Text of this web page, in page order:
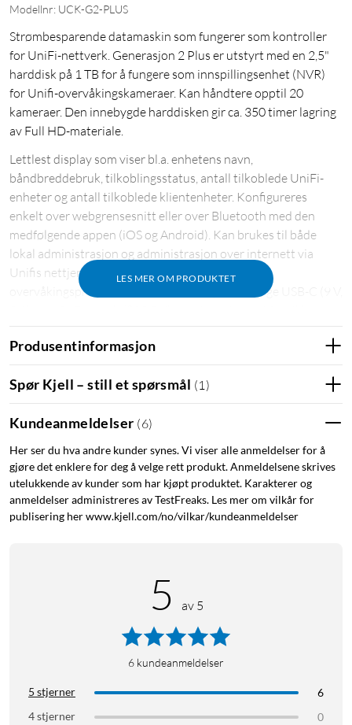
Modellnr: UCK-G2-PLUS
Strømbesparende datamaskin som fungerer som kontroller
for UniFi-nettverk. Generasjon 2 Plus er utstyrt med en 2,5"
harddisk på 1 TB for å fungere som innspillingsenhet (NVR)
for Unifi-overvåkingskameraer. Kan håndtere opptil 20
kameraer. Den innebygde harddisken gir ca. 350 timer lagring
av Full HD-materiale.
LES MER OM PRODUKTET
Lettlest display som viser bl.a. enhetens navn,
båndbreddebruk, tilkoblingsstatus, antall tilkoblede UniFi-
enheter og antall tilkoblede klientenheter. Konfigureres
enkelt over webgrensesnitt eller over Bluetooth med den
medfølgende appen (iOS og Android). Kan brukes til både
lokal administrasjon og administrasjon over internett via
Unifis nettjeneste. Inkluderer Unifi Protect-
overvåkingsprogramvare. Drives via Quick Charge USB-C (9 V,
avslåing ved strømbrudd. Harddisken kan skiftes ut (maks. 5
TB). Leveres med forhåndsinstallert 2,5" harddisk. Mål:
131x27,1x134 mm.
Produsentinformasjon
Spør Kjell – still et spørsmål (1 )
Kundeanmeldelser (6)
Her ser du hva andre kunder synes. Vi viser alle anmeldelser for å
gjøre det enklere for deg å velge rett produkt. Anmeldelsene skrives
utelukkende av kunder som har kjøpt produktet. Karakterer og
anmeldelser administreres av TestFreaks. Les mer om vilkår for
publisering her www.kjell.com/no/vilkar/kundeanmeldelser
5 av 5
6 kundeanmeldelser
5 stjerner
6
4 stjerner
0